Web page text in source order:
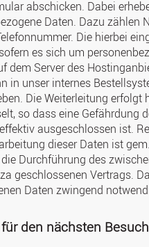
abschicken. Dabei
Daten. Dazu zählen
Die hierbei
es sich um
dem Server des
in unser internes
Die Weiterleitung erfolgt
so dass eine Gefährdung
ausgeschlossen ist.
dieser Daten ist
die Durchführung des
geschlossenen Vertrags.
Daten zwingend
den nächsten